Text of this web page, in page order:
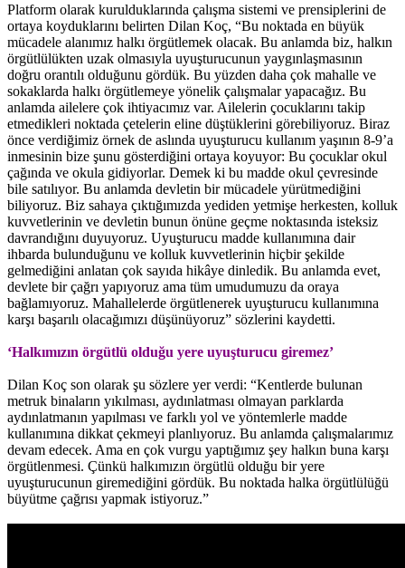
Platform olarak kurulduklarında çalışma sistemi ve prensiplerini de
ortaya koyduklarını belirten Dilan Koç, “Bu noktada en büyük
mücadele alanımız halkı örgütlemek olacak. Bu anlamda biz, halkın
örgütlülükten uzak olmasıyla uyuşturucunun yaygınlaşmasının
doğru orantılı olduğunu gördük. Bu yüzden daha çok mahalle ve
sokaklarda halkı örgütlemeye yönelik çalışmalar yapacağız. Bu
anlamda ailelere çok ihtiyacımız var. Ailelerin çocuklarını takip
etmedikleri noktada çetelerin eline düştüklerini görebiliyoruz. Biraz
önce verdiğimiz örnek de aslında uyuşturucu kullanım yaşının 8-9’a
inmesinin bize şunu gösterdiğini ortaya koyuyor: Bu çocuklar okul
çağında ve okula gidiyorlar. Demek ki bu madde okul çevresinde
bile satılıyor. Bu anlamda devletin bir mücadele yürütmediğini
biliyoruz. Biz sahaya çıktığımızda yediden yetmişe herkesten, kolluk
kuvvetlerinin ve devletin bunun önüne geçme noktasında isteksiz
davrandığını duyuyoruz. Uyuşturucu madde kullanımına dair
ihbarda bulunduğunu ve kolluk kuvvetlerinin hiçbir şekilde
gelmediğini anlatan çok sayıda hikâye dinledik. Bu anlamda evet,
devlete bir çağrı yapıyoruz ama tüm umudumuzu da oraya
bağlamıyoruz. Mahallelerde örgütlenerek uyuşturucu kullanımına
karşı başarılı olacağımızı düşünüyoruz” sözlerini kaydetti.
‘Halkımızın örgütlü olduğu yere uyuşturucu giremez’
Dilan Koç son olarak şu sözlere yer verdi: “Kentlerde bulunan
metruk binaların yıkılması, aydınlatması olmayan parklarda
aydınlatmanın yapılması ve farklı yol ve yöntemlerle madde
kullanımına dikkat çekmeyi planlıyoruz. Bu anlamda çalışmalarımız
devam edecek. Ama en çok vurgu yaptığımız şey halkın buna karşı
örgütlenmesi. Çünkü halkımızın örgütlü olduğu bir yere
uyuşturucunun giremediğini gördük. Bu noktada halka örgütlülüğü
büyütme çağrısı yapmak istiyoruz.”